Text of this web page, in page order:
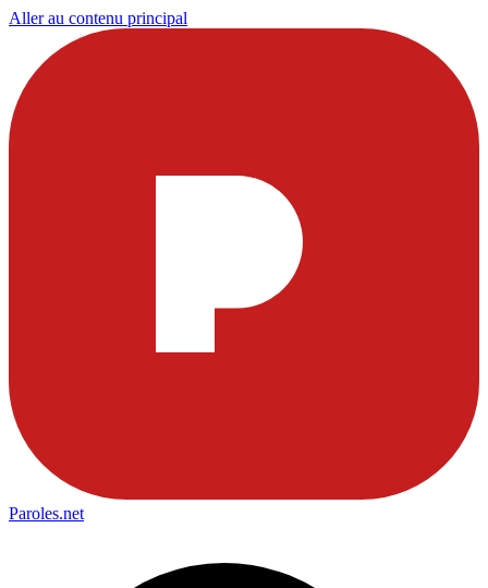
Aller au contenu principal
Paroles.net